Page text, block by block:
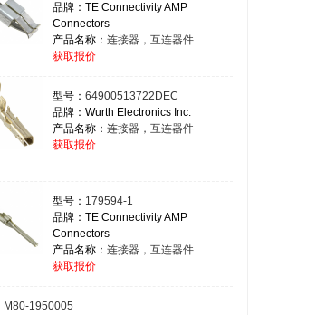
品牌：TE Connectivity AMP
Connectors
产品名称： 连接器，互连器件
获取报价
型号： 64900513722DEC
品牌：Wurth Electronics Inc.
产品名称： 连接器，互连器件
获取报价
型号： 179594-1
品牌：TE Connectivity AMP
Connectors
产品名称： 连接器，互连器件
获取报价
M80-1950005